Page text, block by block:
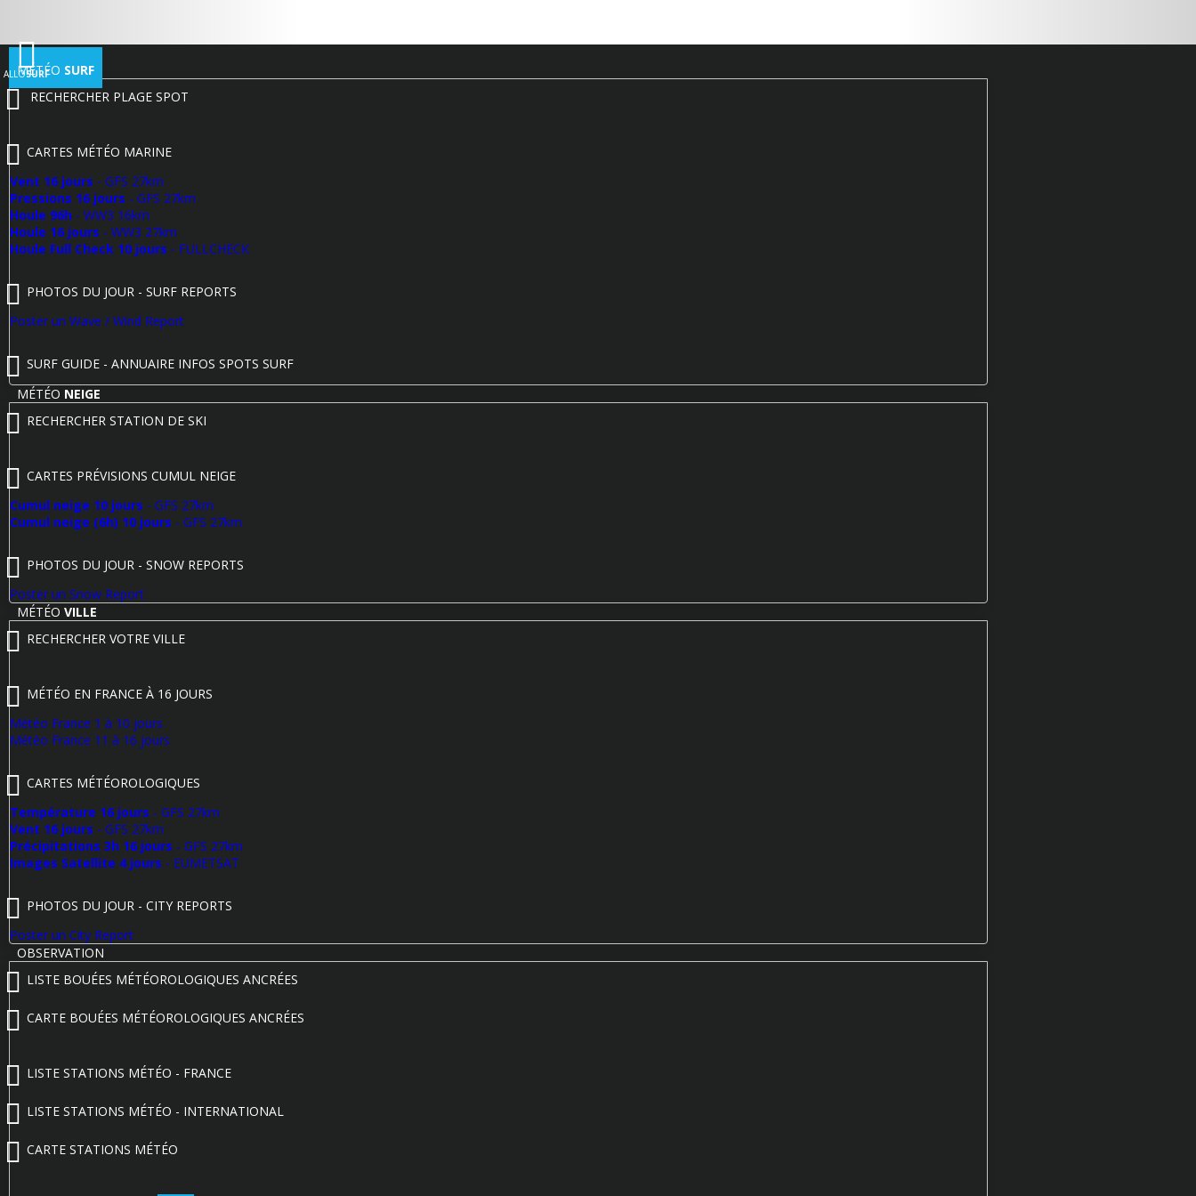
ALLOSURF
MÉTÉO SURF
RECHERCHER PLAGE SPOT
CARTES MÉTÉO MARINE
Vent 16 jours - GFS 27km
Pressions 16 jours - GFS 27km
Houle 96h - WW3 16km
Houle 16 jours - WW3 27km
Houle Full Check 10 jours - FULLCHECK
PHOTOS DU JOUR - SURF REPORTS
Poster un Wave / Wind Report
SURF GUIDE - ANNUAIRE INFOS SPOTS SURF
MÉTÉO NEIGE
RECHERCHER STATION DE SKI
CARTES PRÉVISIONS CUMUL NEIGE
Cumul neige 10 jours - GFS 27km
Cumul neige (6h) 10 jours - GFS 27km
PHOTOS DU JOUR - SNOW REPORTS
Poster un Snow Report
MÉTÉO VILLE
RECHERCHER VOTRE VILLE
MÉTÉO EN FRANCE À 16 JOURS
Météo France 1 à 10 jours
Météo France 11 à 16 jours
CARTES MÉTÉOROLOGIQUES
Température 16 jours - GFS 27km
Vent 16 jours - GFS 27km
Précipitations 3h 16 jours - GFS 27km
Images Satellite 4 jours - EUMETSAT
PHOTOS DU JOUR - CITY REPORTS
Poster un City Report
OBSERVATION
LISTE BOUÉES MÉTÉOROLOGIQUES ANCRÉES
CARTE BOUÉES MÉTÉOROLOGIQUES ANCRÉES
LISTE STATIONS MÉTÉO - FRANCE
LISTE STATIONS MÉTÉO - INTERNATIONAL
CARTE STATIONS MÉTÉO